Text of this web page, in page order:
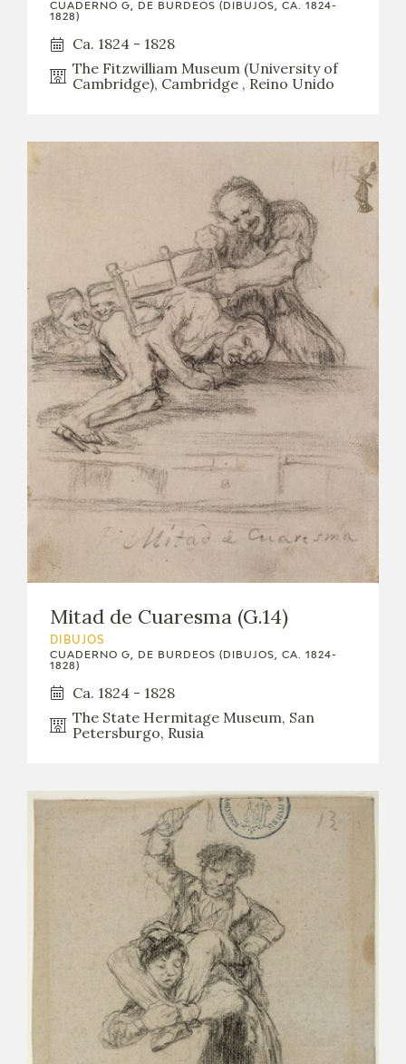
CUADERNO G, DE BURDEOS (DIBUJOS, CA. 1824-
1828)
Ca. 1824 - 1828
The Fitzwilliam Museum (University of
Cambridge), Cambridge , Reino Unido
Mitad de Cuaresma (G.14)
DIBUJOS
CUADERNO G, DE BURDEOS (DIBUJOS, CA. 1824-
1828)
Ca. 1824 - 1828
The State Hermitage Museum, San
Petersburgo, Rusia